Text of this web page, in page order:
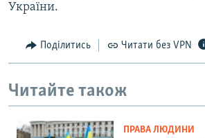
України.
Поділитись Читати без VPN
Читайте також
ПРАВА ЛЮДИНИ